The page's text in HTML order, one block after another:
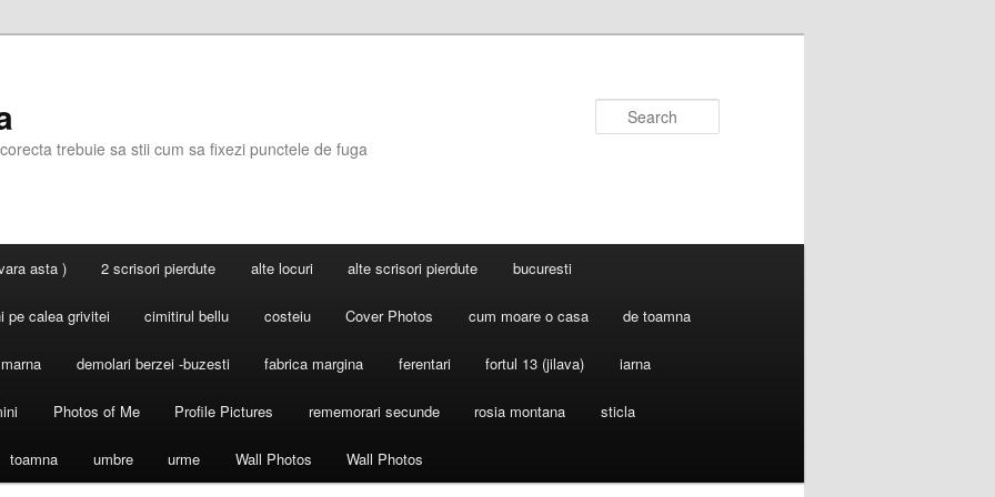
trebuie sa stii cum sa fixezi punctele de fuga
asta ) 2 scrisori pierdute alte locuri alte scrisori pierdute bucuresti
pe calea grivitei cimitirul bellu costeiu Cover Photos cum moare o casa de toamna
demolari berzei -buzesti fabrica margina ferentari fortul 13 (jilava) iarna
Photos of Me Profile Pictures rememorari secunde rosia montana sticla
toamna umbre urme Wall Photos Wall Photos